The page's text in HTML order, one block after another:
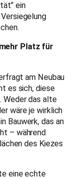
ein
Platz für
am Neubau
es sich, diese
Weder das alte
wäre je wirklich
Bauwerk, das an
– während
des Kiezes
eine echte